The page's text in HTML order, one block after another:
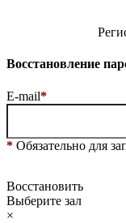
Восстановление
E-mail*
* Обязательно для
Восстановить
Выберите зал
×